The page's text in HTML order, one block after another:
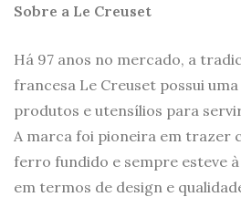
Sobre a Le Creuset
Há 97 anos no mercado, a
francesa Le Creuset possui
produtos e utensílios para
A marca foi pioneira em trazer
ferro fundido e sempre esteve
em termos de design e